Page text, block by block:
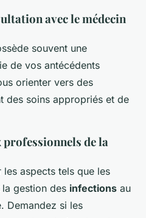
avec le médecin
souvent une
de vos antécédents
orienter vers des
des soins appropriés et de
de la
les aspects tels que les
la gestion des infections au
Demandez si les